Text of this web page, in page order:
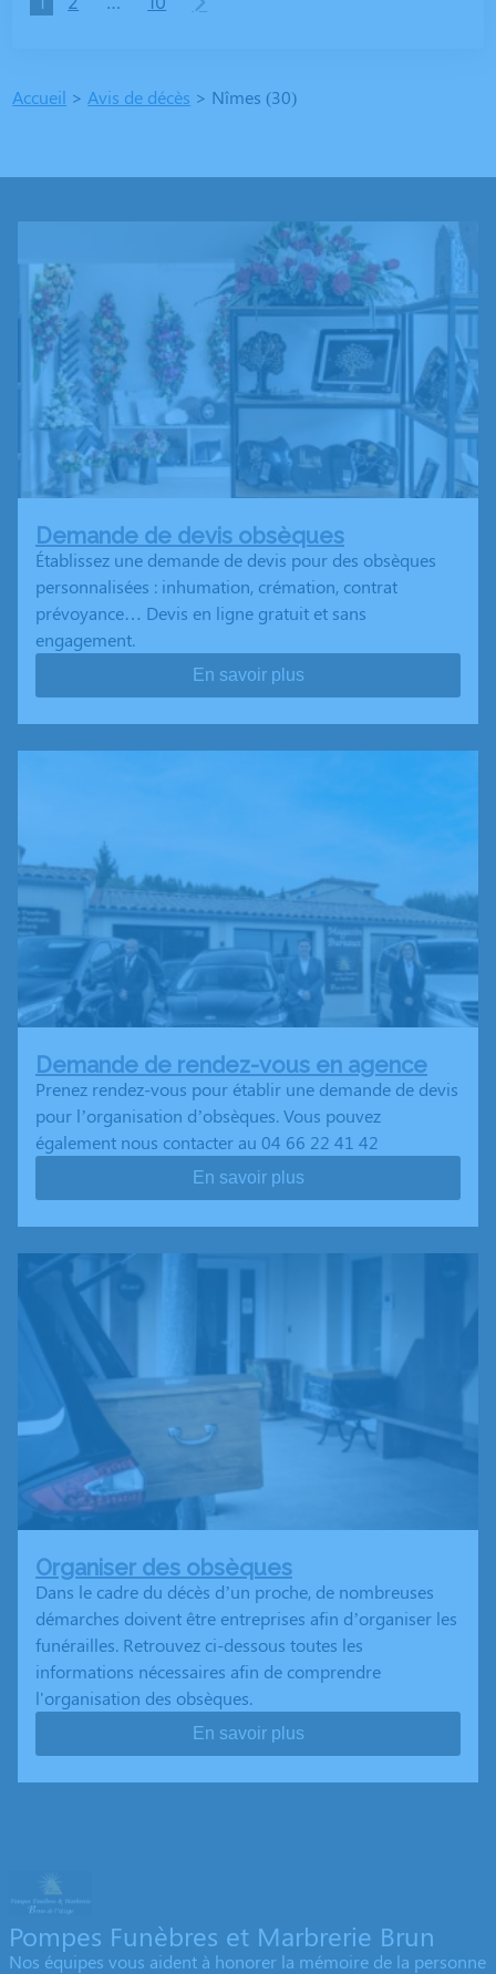
Accueil > Avis de décès > Nîmes (30)
Demande de devis obsèques
Établissez une demande de devis pour des obsèques
personnalisées : inhumation, crémation, contrat
prévoyance… Devis en ligne gratuit et sans
engagement.
En savoir plus
Demande de rendez-vous en agence
Prenez rendez-vous pour établir une demande de devis
pour l’organisation d’obsèques. Vous pouvez
également nous contacter au 04 66 22 41 42
En savoir plus
Organiser des obsèques
Dans le cadre du décès d’un proche, de nombreuses
démarches doivent être entreprises afin d’organiser les
funérailles. Retrouvez ci-dessous toutes les
informations nécessaires afin de comprendre
l'organisation des obsèques.
En savoir plus
Pompes Funèbres et Marbrerie Brun
Nos équipes vous aident à honorer la mémoire de la personne